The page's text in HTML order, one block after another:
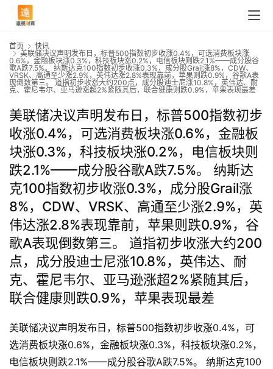
页
首页
快讯
美联储决议声明发布日，标普500指数初步收涨0.4%，可选消费板块涨
0.6%，金融板块涨0.3%，科技板块涨0.2%，电信板块则跌2.1%——成分股谷
歌A跌7.5%。 纳斯达克100指数初步收涨0.3%，成分股Grail涨8%，CDW、
VRSK、高通至少涨2.9%，英伟达涨2.8%表现靠前，苹果则跌0.9%，谷歌A表
现倒数第三。 道指初步收涨大约200点，成分股迪士尼涨10.8%，英伟达、耐
克、霍尼韦尔、亚马逊涨超2%紧随其后，联合健康则跌0.9%，苹果表现最差
美联储决议声明发布日，标普500指数初步
收涨0.4%，可选消费板块涨0.6%，金融板
块涨0.3%，科技板块涨0.2%，电信板块则
跌2.1%——成分股谷歌A跌7.5%。 纳斯达
克100指数初步收涨0.3%，成分股Grail涨
8%，CDW、VRSK、高通至少涨2.9%，英
伟达涨2.8%表现靠前，苹果则跌0.9%，谷
歌A表现倒数第三。 道指初步收涨大约200
点，成分股迪士尼涨10.8%，英伟达、耐
克、霍尼韦尔、亚马逊涨超2%紧随其后，
联合健康则跌0.9%，苹果表现最差
美联储决议声明发布日，标普500指数初步收涨0.4%，可
选消费板块涨0.6%，金融板块涨0.3%，科技板块涨0.2%，
电信板块则跌2.1%——成分股谷歌A跌7.5%。 纳斯达克100